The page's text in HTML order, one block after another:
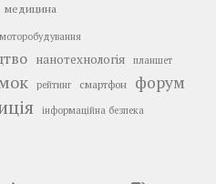
медицина
моторобудування
нанотехнологія планшет
рейтинг смартфон форум
інформаційна безпека